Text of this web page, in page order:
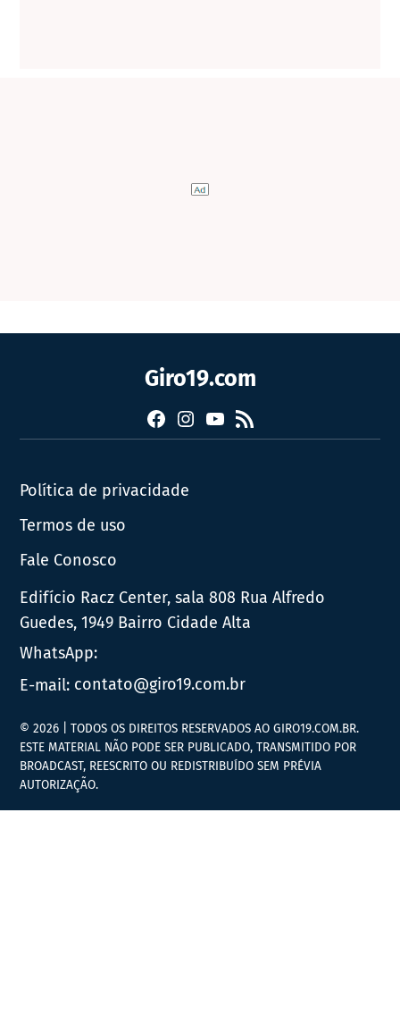
Giro19.com
FacebookInstagram
YouTube
RSS
Política de privacidade
Termos de uso
Fale Conosco
Edifício Racz Center, sala 808 Rua Alfredo
Guedes, 1949 Bairro Cidade Alta
WhatsApp:
E-mail: contato@giro19.com.br
© 2026 | TODOS OS DIREITOS RESERVADOS AO GIRO19.COM.BR.
ESTE MATERIAL NÃO PODE SER PUBLICADO, TRANSMITIDO POR
BROADCAST, REESCRITO OU REDISTRIBUÍDO SEM PRÉVIA
AUTORIZAÇÃO.